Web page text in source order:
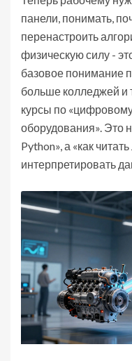
панели, понимать,
перенастроить
физическую силу -
базовое понимание
больше колледжей и
курсы по
оборудования». Это
Python», а «как
интерпретировать